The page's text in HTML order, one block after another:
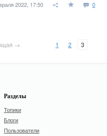
2022, 17:50 0
→ 1 2 3
Разделы
Топики
Блоги
Пользователи